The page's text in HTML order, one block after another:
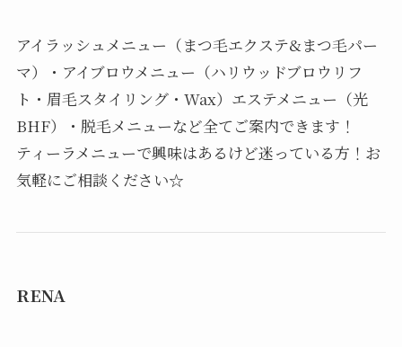
アイラッシュメニュー（まつ毛エクステ&まつ毛パー
マ）・アイブロウメニュー（ハリウッドブロウリフ
ト・眉毛スタイリング・Wax）エステメニュー（光
BHF）・脱毛メニューなど全てご案内できます！
ティーラメニューで興味はあるけど迷っている方！お
気軽にご相談ください☆
RENA